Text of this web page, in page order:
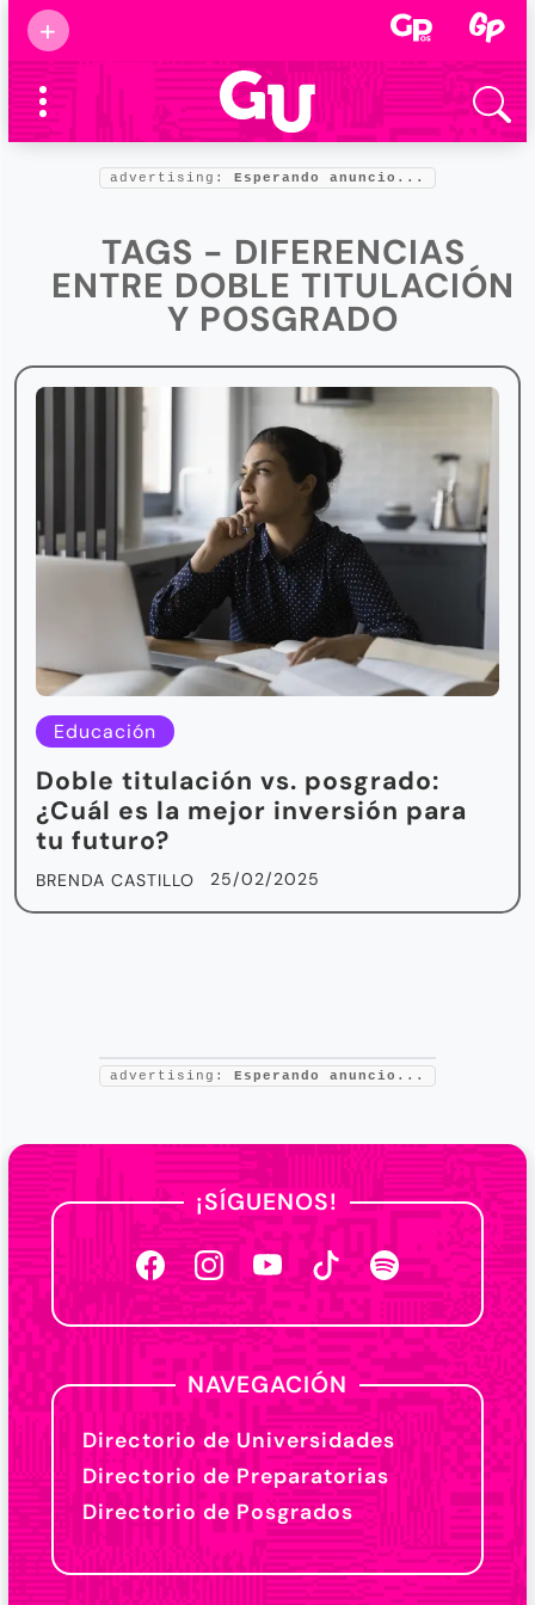
+
Supermamás
2025
Marcas de
confianza
Foro salud
advertising: Esperando anuncio...
TAGS - DIFERENCIAS
ENTRE DOBLE TITULACIÓN
Y POSGRADO
Educación
Doble titulación vs. posgrado:
¿Cuál es la mejor inversión para
tu futuro?
BRENDA CASTILLO 25/02/2025
advertising: Esperando anuncio...
¡SÍGUENOS!
NAVEGACIÓN
Directorio de Universidades
Directorio de Preparatorias
Directorio de Posgrados